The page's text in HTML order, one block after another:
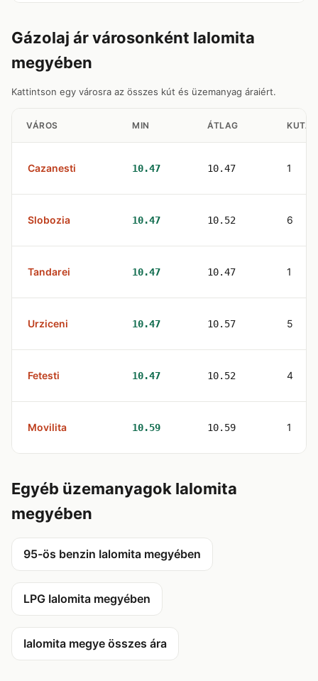
Gázolaj ár városonként Ialomita
megyében
Kattintson egy városra az összes kút és üzemanyag áraiért.
VÁROS MIN ÁTLAG KUTAK
Cazanesti 10.47 10.47 1
Slobozia 10.47 10.52 6
Tandarei 10.47 10.47 1
Urziceni 10.47 10.57 5
Fetesti 10.47 10.52 4
Movilita 10.59 10.59 1
Egyéb üzemanyagok Ialomita
megyében
95-ös benzin Ialomita megyében
LPG Ialomita megyében
Ialomita megye összes ára